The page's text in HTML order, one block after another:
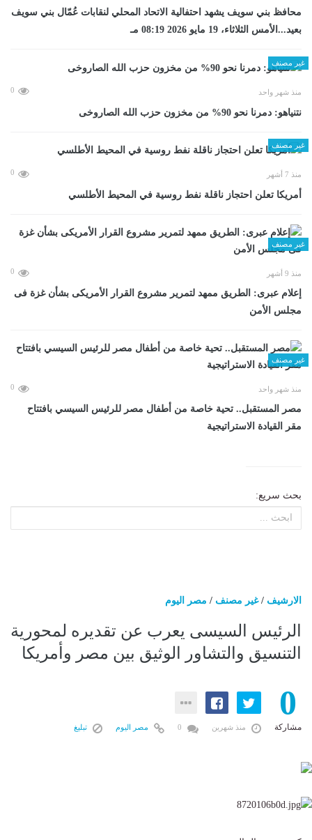
محافظ بني سويف يشهد احتفالية الاتحاد المحلي لنقابات عُمّال بني سويف
بعيد...الأمس الثلاثاء، 19 مايو 2026 08:19 مـ
غير مصنف
منذ شهر واحد 0
نتنياهو: دمرنا نحو 90% من مخزون حزب الله الصاروخى
غير مصنف
منذ 7 أشهر 0
أمريكا تعلن احتجاز ناقلة نفط روسية في المحيط الأطلسي
غير مصنف
منذ 9 أشهر 0
إعلام عبرى: الطريق ممهد لتمرير مشروع القرار الأمريكى بشأن غزة فى
مجلس الأمن
غير مصنف
منذ شهر واحد 0
مصر المستقبل.. تحية خاصة من أطفال مصر للرئيس السيسي بافتتاح
مقر القيادة الاستراتيجية
بحث سريع:
الارشيف /غير مصنف / مصر اليوم
الرئيس السيسى يعرب عن تقديره لمحورية
التنسيق والتشاور الوثيق بين مصر وأمريكا
0
مشاركة منذ شهرين مصر اليوم تبليغ